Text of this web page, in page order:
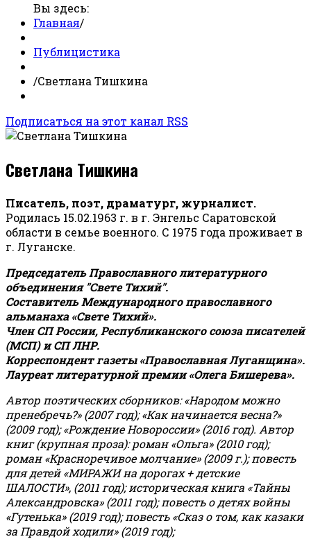
Вы здесь:
Главная/
Публицистика
/Светлана Тишкина
Подписаться на этот канал RSS
Светлана Тишкина
Писатель, поэт, драматург, журналист.
Родилась 15.02.1963 г. в г. Энгельс Саратовской
области в семье военного. С 1975 года проживает в
г. Луганске.
Председатель Православного литературного
объединения "Свете Тихий".
Составитель Международного православного
альманаха «Свете Тихий».
Член СП России, Республиканского союза писателей
(МСП) и СП ЛНР.
Корреспондент газеты «Православная Луганщина».
Лауреат литературной премии «Олега Бишерева».
Автор поэтических сборников: «Народом можно
пренебречь?» (2007 год); «Как начинается весна?»
(2009 год); «Рождение Новороссии» (2016 год). Автор
книг (крупная проза): роман «Ольга» (2010 год);
роман «Красноречивое молчание» (2009 г.); повесть
для детей «МИРАЖИ на дорогах + детские
ШАЛОСТИ», (2011 год); историческая книга «Тайны
Александровска» (2011 год); повесть о детях войны
«Гутенька» (2019 год); повесть «Сказ о том, как казаки
за Правдой ходили» (2019 год);